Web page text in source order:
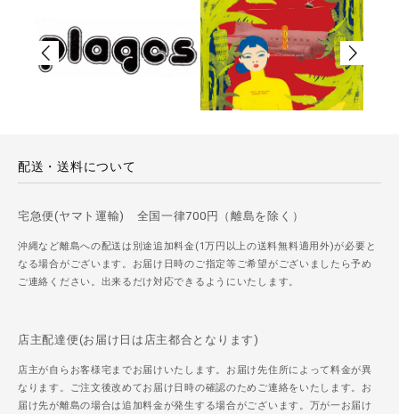
配送・送料について
宅急便(ヤマト運輸) 全国一律700円（離島を除く）
沖縄など離島への配送は別途追加料金(1万円以上の送料無料適用外)が必要と
なる場合がございます。お届け日時のご指定等ご希望がございましたら予め
ご連絡ください。出来るだけ対応できるようにいたします。
店主配達便(お届け日は店主都合となります)
店主が自らお客様宅までお届けいたします。お届け先住所によって料金が異
なります。ご注文後改めてお届け日時の確認のためご連絡をいたします。お
届け先が離島の場合は追加料金が発生する場合がございます。万が一お届け